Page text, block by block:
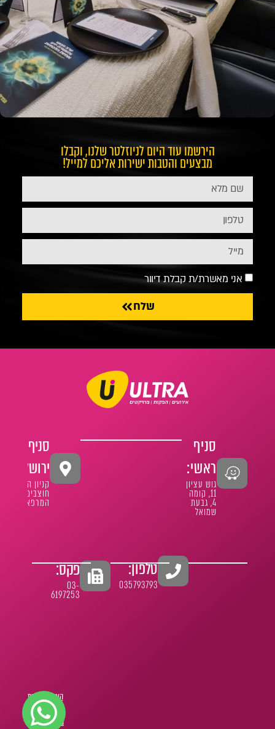
הירשמו עוד היום לניוזלטר שלנו, וקבלו
מבצעים והטבות ישירות אליכם למייל!
אני מאשרת/ת קבלת דיוור
שלח
סניף
ראשי:
גוש עציון
11, קומה
4, גבעת
שמואל
סניף
ירושלים:
קניון הר
חוצבים
המרפא 1
טלפון:
035793793
פקס:
03-
6197253
הצהרת נגישות
מדיניות פרטיות